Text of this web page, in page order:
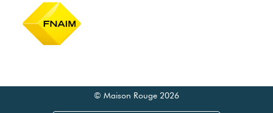
© Maison Rouge 2026